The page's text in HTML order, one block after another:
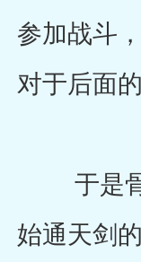
参加战斗
对于后面
于是骨
始通天剑